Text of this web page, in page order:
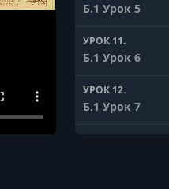
Б.1 Урок 5
УРОК 11.
Б.1 Урок 6
УРОК 12.
Б.1 Урок 7